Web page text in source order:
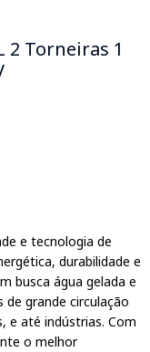
2 Torneiras 1
e tecnologia de
durabilidade e
busca água gelada e
grande circulação
e até indústrias. Com
o melhor